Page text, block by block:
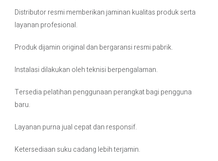
Distributor resmi memberikan jaminan kualitas produk serta
layanan profesional.
Produk dijamin original dan bergaransi resmi pabrik.
Instalasi dilakukan oleh teknisi berpengalaman.
Tersedia pelatihan penggunaan perangkat bagi pengguna
baru.
Layanan purna jual cepat dan responsif.
Ketersediaan suku cadang lebih terjamin.